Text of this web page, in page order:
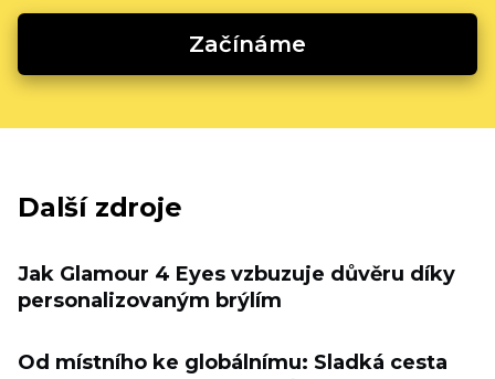
Začínáme
Další zdroje
Jak Glamour 4 Eyes vzbuzuje důvěru díky
personalizovaným brýlím
Od místního ke globálnímu: Sladká cesta